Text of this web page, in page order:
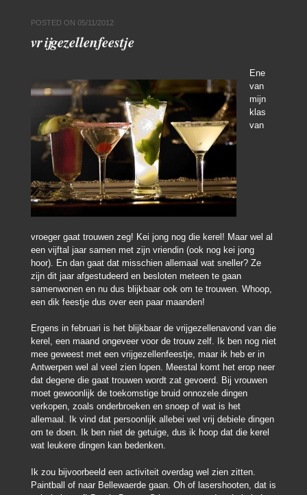
POSTED ON 05/11/2012
vrijgezellenfeestje
Ene
van
mijn
klas
van
vroeger gaat trouwen zeg! Kei jong nog die kerel! Maar wel al
een vijftal jaar samen met zijn vriendin (ook nog kei jong
hoor). En dan gaat dat misschien allemaal wat sneller? Ze
zijn dit jaar afgestudeerd en besloten meteen te gaan
samenwonen en nu dus blijkbaar ook om te trouwen. Whoop,
een dik feestje dus over een paar maanden!
Ergens in februari is het blijkbaar de vrijgezellenavond van die
kerel, een maand ongeveer voor de trouw zelf. Ik ben nog niet
mee geweest met een vrijgezellenfeestje, maar ik heb er in
Antwerpen wel al veel zien lopen. Meestal komt het erop neer
dat degene die gaat trouwen wordt zat gevoerd. Bij vrouwen
moet gewoonlijk de toekomstige bruid onnozele dingen
verkopen, zoals onderbroeken en snoep of wat is het
allemaal. Ik vind dat persoonlijk allebei wel vrij debiele dingen
om te doen. Ik ben niet de getuige, dus ik hoop dat die kerel
wat leukere dingen kan bedenken.
Ik zou bijvoorbeeld een activiteit overdag wel zien zitten.
Paintball of naar Bellewaerde gaan. Oh of lasershooten, dat is